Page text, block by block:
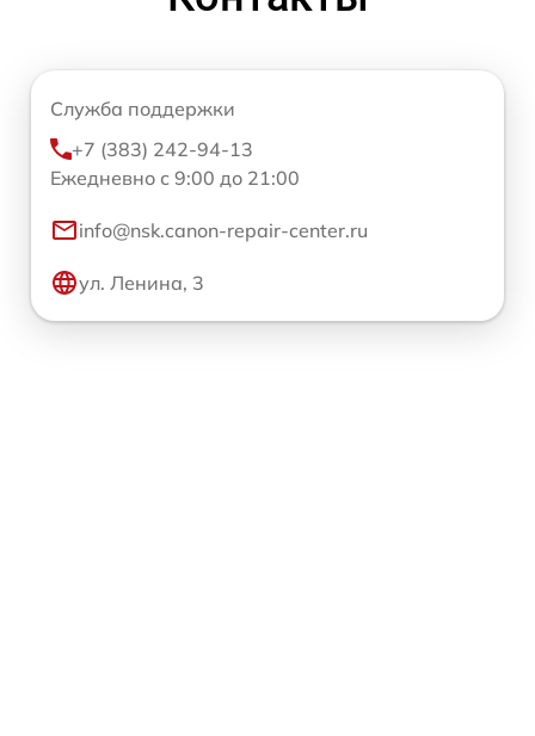
Служба поддержки
+7 (383) 242-94-13
Ежедневно с 9:00 до 21:00
info@nsk.canon-repair-center.ru
ул. Ленина, 3